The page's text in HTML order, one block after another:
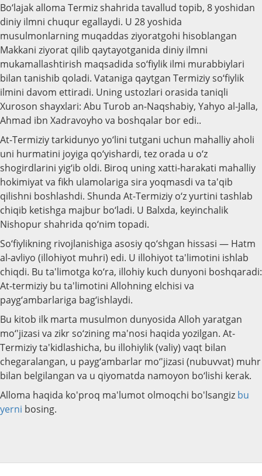
Bo‘lajak alloma Termiz shahrida tavallud topib, 8 yoshidan
diniy ilmni chuqur egallaydi. U 28 yoshida
musulmonlarning muqaddas ziyoratgohi hisoblangan
Makkani ziyorat qilib qaytayotganida diniy ilmni
mukamallashtirish maqsadida so‘fiylik ilmi murabbiylari
bilan tanishib qoladi. Vataniga qaytgan Termiziy so‘fiylik
ilmini davom ettiradi. Uning ustozlari orasida taniqli
Xuroson shayxlari: Abu Turob an-Naqshabiy, Yahyo al-Jalla,
Ahmad ibn Xadravoyho va boshqalar bor edi..
At-Termiziy tarkidunyo yo‘lini tutgani uchun mahalliy aholi
uni hurmatini joyiga qo‘yishardi, tez orada u o‘z
shogirdlarini yig‘ib oldi. Biroq uning xatti-harakati mahalliy
hokimiyat va fikh ulamolariga sira yoqmasdi va ta'qib
qilishni boshlashdi. Shunda At-Termiziy o‘z yurtini tashlab
chiqib ketishga majbur bo‘ladi. U Balxda, keyinchalik
Nishopur shahrida qo‘nim topadi.
So‘fiylikning rivojlanishiga asosiy qo‘shgan hissasi — Hatm
al-avliyo (illohiyot muhri) edi. U illohiyot ta'limotini ishlab
chiqdi. Bu ta'limotga ko‘ra, illohiy kuch dunyoni boshqaradi:
At-termiziy bu ta'limotini Allohning elchisi va
payg‘ambarlariga bag‘ishlaydi.
Bu kitob ilk marta musulmon dunyosida Alloh yaratgan
mo‘'jizasi va zikr so‘zining ma'nosi haqida yozilgan. At-
Termiziy ta'kidlashicha, bu illohiylik (valiy) vaqt bilan
chegaralangan, u payg‘ambarlar mo‘'jizasi (nubuvvat) muhr
bilan belgilangan va u qiyomatda namoyon bo‘lishi kerak.
Alloma haqida ko'proq ma'lumot olmoqchi bo'lsangiz bu
yerni bosing.